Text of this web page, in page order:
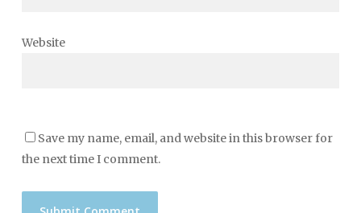
Website
Save my name, email, and website in this browser for
the next time I comment.